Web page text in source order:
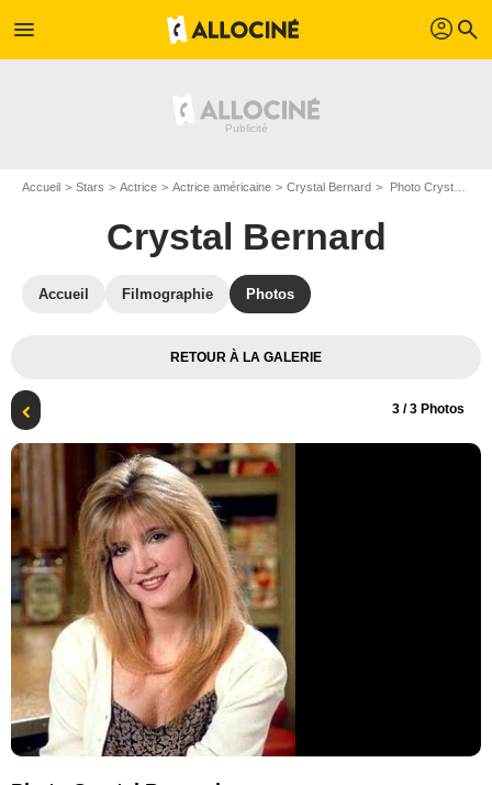
menu profil search
Accueil Stars Actrice Actrice américaine Crystal Bernard Photo Crystal Bernard
Crystal Bernard
Accueil Filmographie Photos
RETOUR À LA GALERIE
3 / 3 Photos